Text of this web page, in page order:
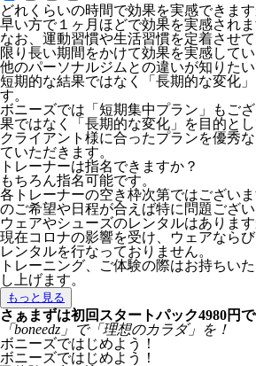
どれくらいの時間で効果を実感できます
早い方で１ヶ月ほどで効果を実感されま
なお、運動習慣や生活習慣を定着させ
限り長い期間をかけて効果を実感してい
他のパーソナルジムとの違いが知りたい
短期的な結果ではなく「長期的な変化
す。
ボニーズでは「短期集中プラン」もご
果ではなく「長期的な変化」を目的と
クライアント様に合ったプランを優秀
ていただきます。
トレーナーは指名できますか？
もちろん指名可能です。
各トレーナーの空き枠次第ではござい
のご希望や日程が合えば特に問題ござい
ウェアやシューズのレンタルはあります
現在コロナの影響を受け、ウェアなら
レンタルを行なっておりません。
トレーニング、ご体験の際はお持ちい
し上げます。
もっと見る
さぁまずは初回スタートパック4980円で
「boneedz」で「理想のカラダ」を！
ボニーズではじめよう！
ボニーズではじめよう！